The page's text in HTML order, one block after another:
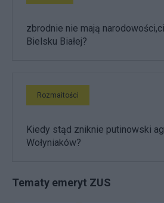
zbrodnie nie mają
Bielsku Białej?
Rozmaitości
Kiedy stąd zniknie putinowski
Wołyniaków?
Tematy emeryt ZUS